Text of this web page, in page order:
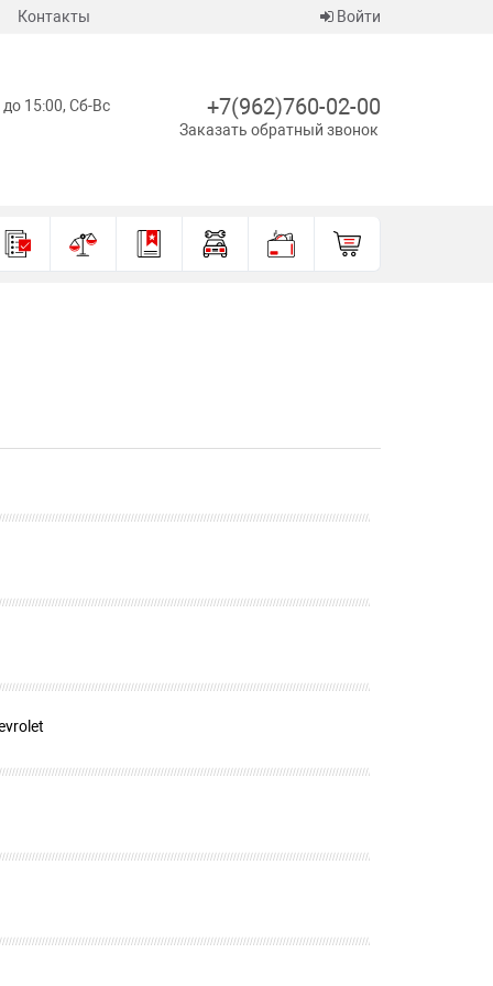
Контакты Войти
до 15:00, Сб-Вс
+7(962)760-02-00
Заказать обратный звонок